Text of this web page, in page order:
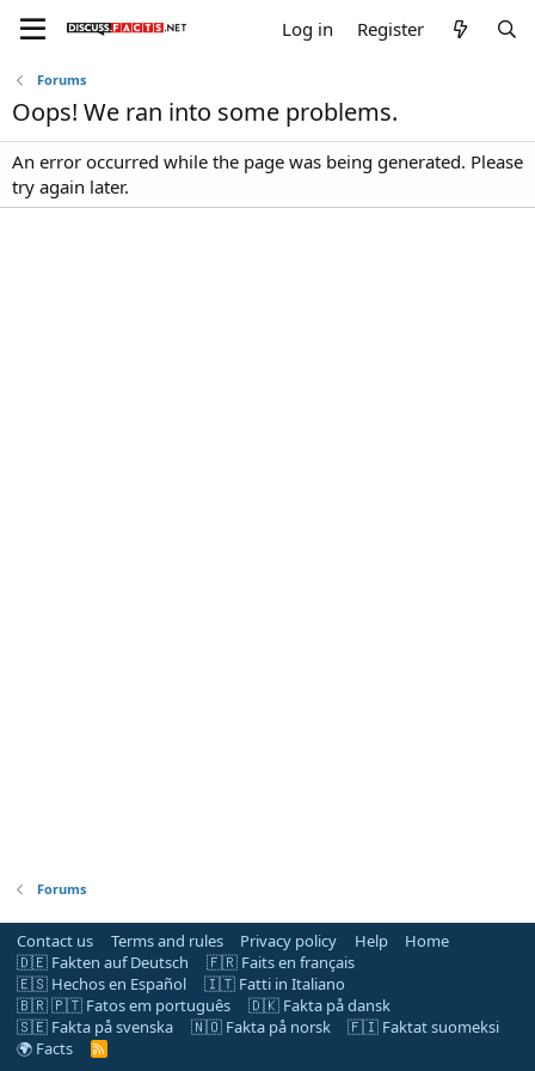
Log in Register
Forums
Oops! We ran into some problems.
An error occurred while the page was being generated. Please
try again later.
Forums
Contact us Terms and rules Privacy policy Help
Home
🇩🇪 Fakten auf Deutsch
🇫🇷 Faits en français
🇪🇸 Hechos en Español
🇮🇹 Fatti in Italiano
🇧🇷 🇵🇹 Fatos em português
🇩🇰 Fakta på dansk
🇸🇪 Fakta på svenska
🇳🇴 Fakta på norsk
🇫🇮 Faktat suomeksi
🌍 Facts
R